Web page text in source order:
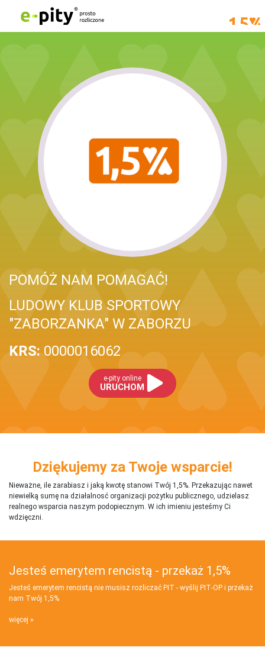
POMÓŻ NAM POMAGAĆ!
LUDOWY KLUB SPORTOWY
"ZABORZANKA" W ZABORZU
KRS: 0000016062
e-pity online
URUCHOM
Dziękujemy za Twoje wsparcie!
Nieważne, ile zarabiasz i jaką kwotę stanowi Twój 1,5%. Przekazując nawet
niewielką sumę na działalnosć organizacji pożytku publicznego, udzielasz
realnego wsparcia naszym podopiecznym. W ich imieniu jesteśmy Ci
wdzięczni.
Jesteś emerytem rencistą - przekaż 1,5%
Jesteś emerytem rencistą nie musisz rozliczać PIT - wyślij PIT‑OP i przekaż
nam Twój 1,5%
więcej